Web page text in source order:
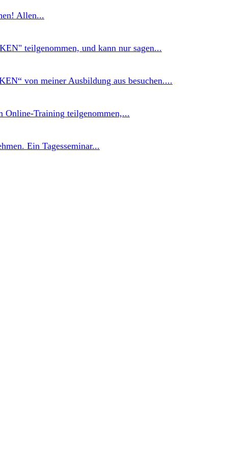
Allen...
teilgenommen, und kann nur sagen...
von meiner Ausbildung aus besuchen....
Online-Training teilgenommen,...
Ein Tagesseminar...